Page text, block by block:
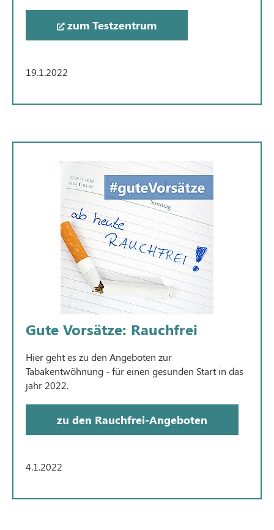
zum Testzentrum
19.1.2022
Gute Vorsätze: Rauchfrei
Hier geht es zu den Angeboten zur
Tabakentwöhnung - für einen gesunden Start in das
jahr 2022.
zu den Rauchfrei-Angeboten
4.1.2022